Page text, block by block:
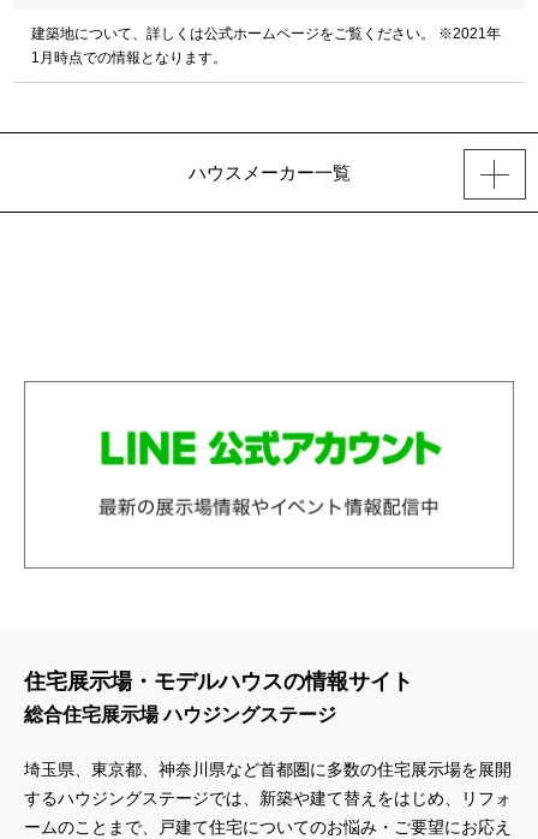
建築地について、詳しくは公式ホームページをご覧ください。 ※2021年
1月時点での情報となります。
ハウスメーカー一覧
住宅展示場・モデルハウスの情報サイト
総合住宅展示場 ハウジングステージ
埼玉県、東京都、神奈川県など首都圏に多数の住宅展示場を展開
するハウジングステージでは、新築や建て替えをはじめ、リフォ
ームのことまで、戸建て住宅についてのお悩み・ご要望にお応え